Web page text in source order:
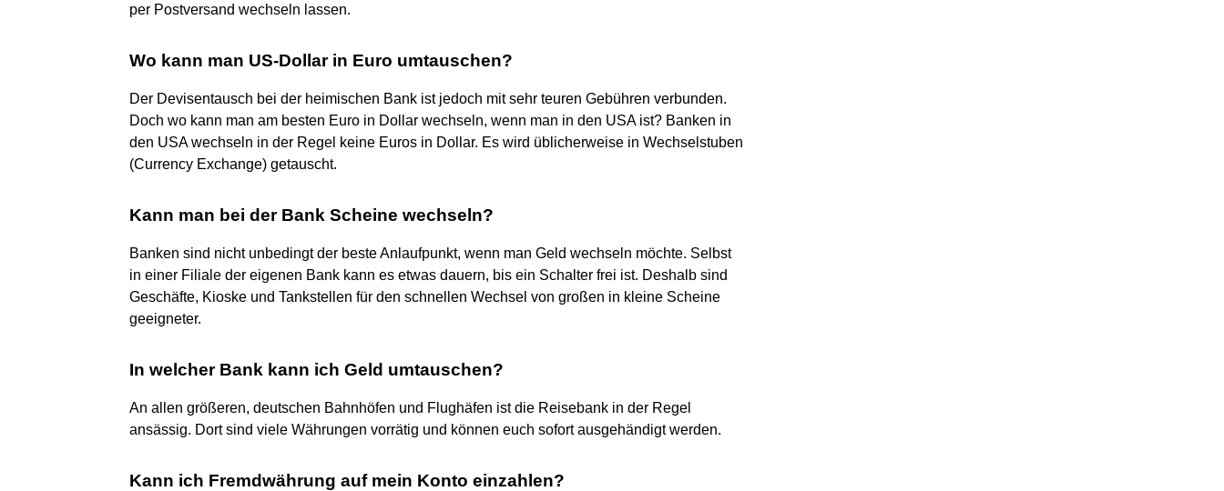
per Postversand wechseln lassen.
Wo kann man US-Dollar in Euro umtauschen?
Der Devisentausch bei der heimischen Bank ist jedoch mit sehr teuren Gebühren verbunden.
Doch wo kann man am besten Euro in Dollar wechseln, wenn man in den USA ist? Banken in
den USA wechseln in der Regel keine Euros in Dollar. Es wird üblicherweise in Wechselstuben
(Currency Exchange) getauscht.
Kann man bei der Bank Scheine wechseln?
Banken sind nicht unbedingt der beste Anlaufpunkt, wenn man Geld wechseln möchte. Selbst
in einer Filiale der eigenen Bank kann es etwas dauern, bis ein Schalter frei ist. Deshalb sind
Geschäfte, Kioske und Tankstellen für den schnellen Wechsel von großen in kleine Scheine
geeigneter.
In welcher Bank kann ich Geld umtauschen?
An allen größeren, deutschen Bahnhöfen und Flughäfen ist die Reisebank in der Regel
ansässig. Dort sind viele Währungen vorrätig und können euch sofort ausgehändigt werden.
Kann ich Fremdwährung auf mein Konto einzahlen?